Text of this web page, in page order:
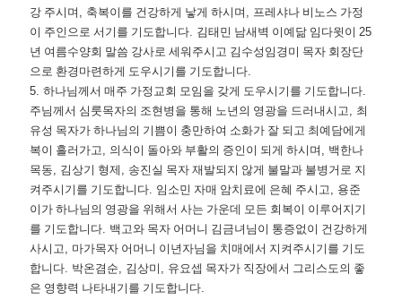
강 주시며 , 축복이를 건강하게 낳게 하시며 , 프레샤나 비노스 가정
이 주인으로 서기를 기도합니다. 김태민 남새벽 이예닮 임다윗이25
년 여름수양회 말씀 강사로 세워주시고 김수성임경미 목자 회장단
으로 환경마련하게 도우시기를 기도합니다.
5.하나님께서 매주 가정교회 모임을 갖게 도우시기를 기도합니다.
주님께서 심룻목자의 조현병을 통해 노년의 영광을 드러내시고, 최
유성 목자가 하나님의 기쁨이 충만하여 소화가 잘 되고 최예담에게
복이 흘러가고, 의식이 돌아와 부활의 증인이 되게 하시며 , 백한나
목동, 김상기 형제 , 송진실 목자 재발되지 않게 불말과 불병거로 지
켜주시기를 기도합니다. 임소민 자매 암치료에 은혜 주시고, 용준
이가 하나님의 영광을 위해서 사는 가운데 모든 회복이 이루어지기
를 기도합니다. 백고와 목자 어머니 김금녀님이 통증없이 건강하게
사시고, 마가목자 어머니 이년자님을 치매에서 지켜주시기를 기도
합니다. 박온겸순, 김상미 , 유요셉 목자가 직장에서 그리스도의 좋
은 영향력 나타내기를 기도합니다.